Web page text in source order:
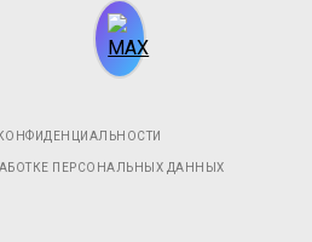
ПЕРСОНАЛЬНЫХ ДАННЫХ